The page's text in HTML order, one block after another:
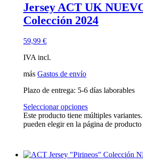
Jersey ACT UK
Colección 2024
59,99 €
IVA incl.
más Gastos de envío
Plazo de entrega: 5-6 días laborables
Seleccionar opciones
Este producto tiene múltiples
pueden elegir en la página de producto